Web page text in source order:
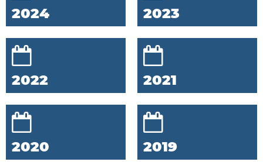
2024 2023
2022 2021
2020 2019